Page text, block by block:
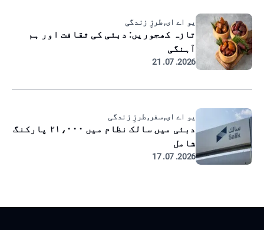
یو اے ای, طرزِ زندگی
تازہ کھجوریں: دبئی کی ثقافت اور ہم
آہنگی
2026. 07. 21
یو اے ای, سفر, طرزِ زندگی
دبئی میں سالک نظام میں ۲۱،۰۰۰ پارکنگ
شامل
2026. 07. 17